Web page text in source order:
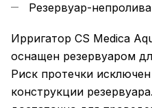
Резервуар-
Ирригатор CS Medica
оснащен резервуаром
Риск протечки
конструкции